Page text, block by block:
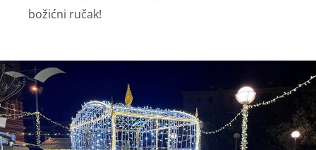
božićni ručak!